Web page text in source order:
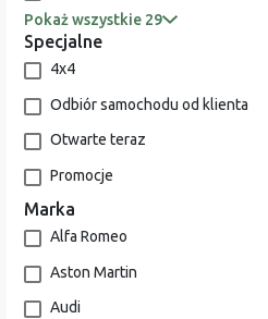
Pokaż wszystkie 29
Specjalne
4x4
Odbiór samochodu od klienta
Otwarte teraz
Promocje
Marka
Alfa Romeo
Aston Martin
Audi